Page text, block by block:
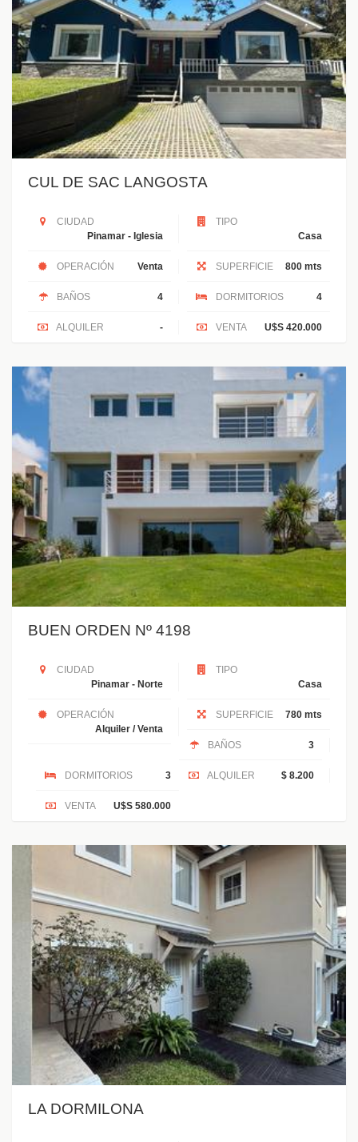
CUL DE SAC LANGOSTA
CIUDAD
Pinamar - Iglesia
TIPO
Casa
OPERACIÓN Venta SUPERFICIE 800 mts
BAÑOS 4 DORMITORIOS 4
ALQUILER - VENTA U$S 420.000
BUEN ORDEN Nº 4198
CIUDAD
Pinamar - Norte
TIPO
Casa
OPERACIÓN
Alquiler / Venta
SUPERFICIE 780 mts
BAÑOS 3
DORMITORIOS 3 ALQUILER $ 8.200
VENTA U$S 580.000
LA DORMILONA